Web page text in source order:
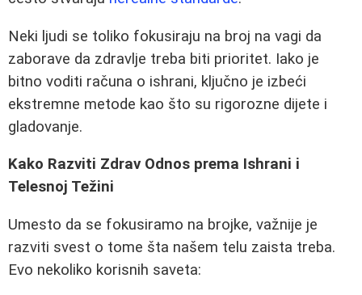
Neki ljudi se toliko fokusiraju na broj na vagi da
zaborave da zdravlje treba biti prioritet. Iako je
bitno voditi računa o ishrani, ključno je izbeći
ekstremne metode kao što su rigorozne dijete i
gladovanje.
Kako Razviti Zdrav Odnos prema Ishrani i
Telesnoj Težini
Umesto da se fokusiramo na brojke, važnije je
razviti svest o tome šta našem telu zaista treba.
Evo nekoliko korisnih saveta: